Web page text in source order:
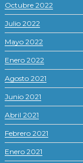
Octubre 2022
Julio 2022
Mayo 2022
Enero 2022
Agosto 2021
Junio 2021
Abril 2021
Febrero 2021
Enero 2021